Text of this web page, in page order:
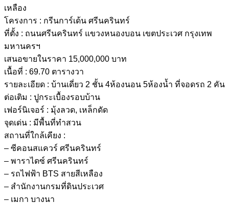
เหลือง
โครงการ : กรีนการ์เด้น ศรีนครินทร์
ที่ตั้ง : ถนนศรีนครินทร์ แขวงหนองบอน เขตประเวศ กรุงเทพ
มหานครฯ
เสนอขายในราคา 15,000,000 บาท
เนื้อที่ : 69.70 ตารางวา
รายละเอียด : บ้านเดี่ยว 2 ชั้น 4ห้องนอน 5ห้องน้ำ ที่จอดรถ 2 คัน
ต่อเติม : ปูกระเบื้องรอบบ้าน
เฟอร์นิเจอร์ : มุ้งลวด, เหล็กดัด
จุดเด่น : มีพื้นที่ทำสวน
สถานที่ใกล้เคียง :
– ซีคอนสแควร์ ศรีนครินทร์
– พาราไดซ์ ศรีนครินทร์
– รถไฟฟ้า BTS สายสีเหลือง
– สำนักงานกรมที่ดินประเวศ
– เมกา บางนา